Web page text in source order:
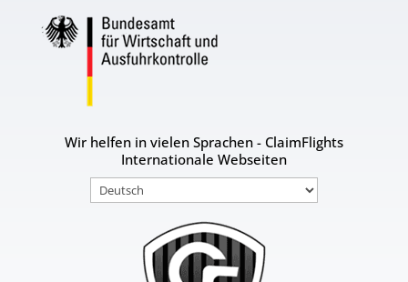
Wir helfen in vielen Sprachen - ClaimFlights
Internationale Webseiten
Sprache
auswählen